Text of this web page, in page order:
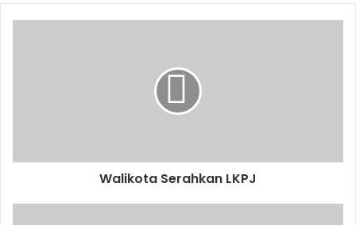
Walikota Serahkan LKPJ